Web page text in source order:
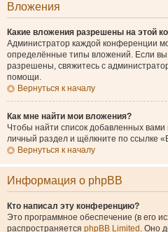
Вложения
Какие вложения разрешены на этой
Администратор каждой конференции
определённые типы вложений. Если вы
разрешены, свяжитесь с
помощи.
Вернуться к началу
Как мне найти мои вложения?
Чтобы найти список добавленных
личный раздел и щёлкните по ссылке
Вернуться к началу
Информация о phpBB
Кто написал эту конференцию?
Это программное обеспечение (в его
распространяется phpBB Limited . Оно